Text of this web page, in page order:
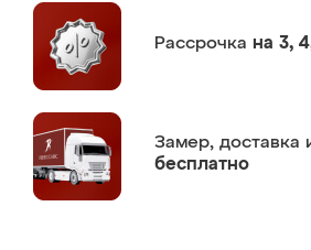
Рассрочка на 3,
Замер, доставка
бесплатно